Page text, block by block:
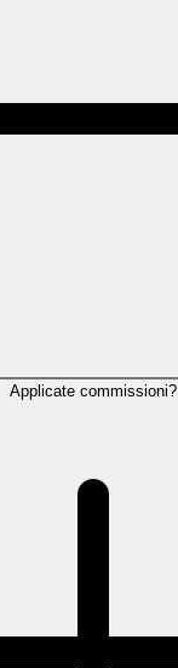
Applicate commissioni?